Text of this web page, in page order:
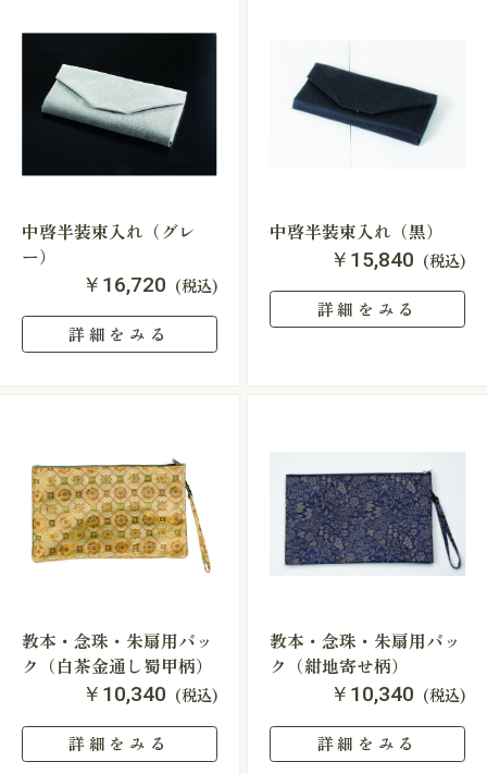
中啓半装束入れ（グレ
ー）
￥16,720 (税込)
詳細をみる
中啓半装束入れ（黒）
￥15,840 (税込)
詳細をみる
教本・念珠・朱扇用バッ
ク（白茶金通し蜀甲柄）
￥10,340 (税込)
詳細をみる
教本・念珠・朱扇用バッ
ク（紺地寄せ柄）
￥10,340 (税込)
詳細をみる